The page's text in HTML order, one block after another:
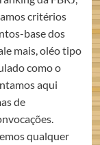
critérios
base dos
mais, oléo tipo
como o
aqui
de
qualquer